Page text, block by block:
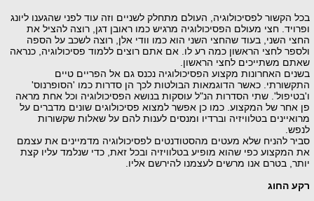
בכל הקשור לפסיכולוגיה, העולם מתחלק לשניים וזה עוד לפני שהגענו ליונג
ופרויד. חצי מעולם הפסיכולוגיה מרגיש כמו ראובן דגן, רוצה להציל את
החצי השני, בעוד שהחצי השני הוא כמו וודי אלן, רוצה לשכב על הספה
ולספר לחצי הראשון כמה רע לו. אם אתם רוצים ללמוד פסיכולוגיה, כנראה
שאתם משתייכים לחצי הראשון.
בשנים האחרונות מקצוע הפסיכולוגיה נכנס גם אל הפריים טיים
התקשורתי. כאשר הדוגמאות הבולטות לכך הן סדרות כמו 'הסופרנוס'
ו'בטיפול'. שתי הסדרות הנ"ל עוסקות בנושא הפסיכולוגיה וכל אחת מראה
פן אחר של המקצוע. כמו כן אפשר למצוא פסיכולוגים שונים מדברים על
מרואיינים בטלוויזיה וברדיו ומנסים לענות להם על שאלות שקשורות
לנפש.
סביר להניח שלא מעטים מהסטודנטים לפסיכולוגיה מדמיינים את עצמם
את המקצוע כפי שהוא מופיע בטלוויזיה ובכל זאת, כדי שנלמד עליו קצת
יותר, בטרם אנו מרשים לעצמנו להירשם אליו.
רקע החוג